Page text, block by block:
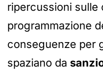
ripercussioni sulle
programmazione
conseguenze per
spaziano da